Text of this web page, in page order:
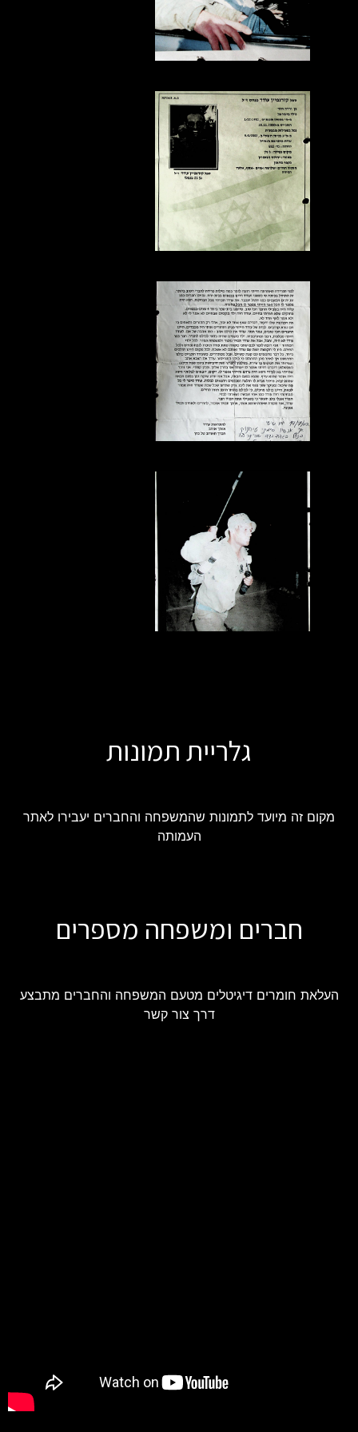
גלריית תמונות
מקום זה מיועד לתמונות שהמשפחה והחברים יעבירו לאתר
העמותה
חברים ומשפחה מספרים
העלאת חומרים דיגיטלים מטעם המשפחה והחברים מתבצע
דרך צור קשר